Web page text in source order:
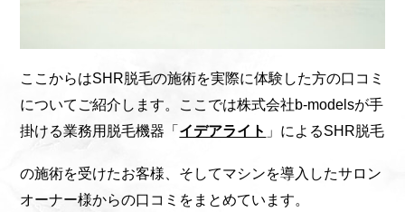
ここからはSHR脱毛の施術を実際に体験した方の口コミ
についてご紹介します。ここでは株式会社b-modelsが手
掛ける業務用脱毛機器「イデアライト 」によるSHR脱毛
の施術を受けたお客様、そしてマシンを導入したサロン
オーナー様からの口コミをまとめています。